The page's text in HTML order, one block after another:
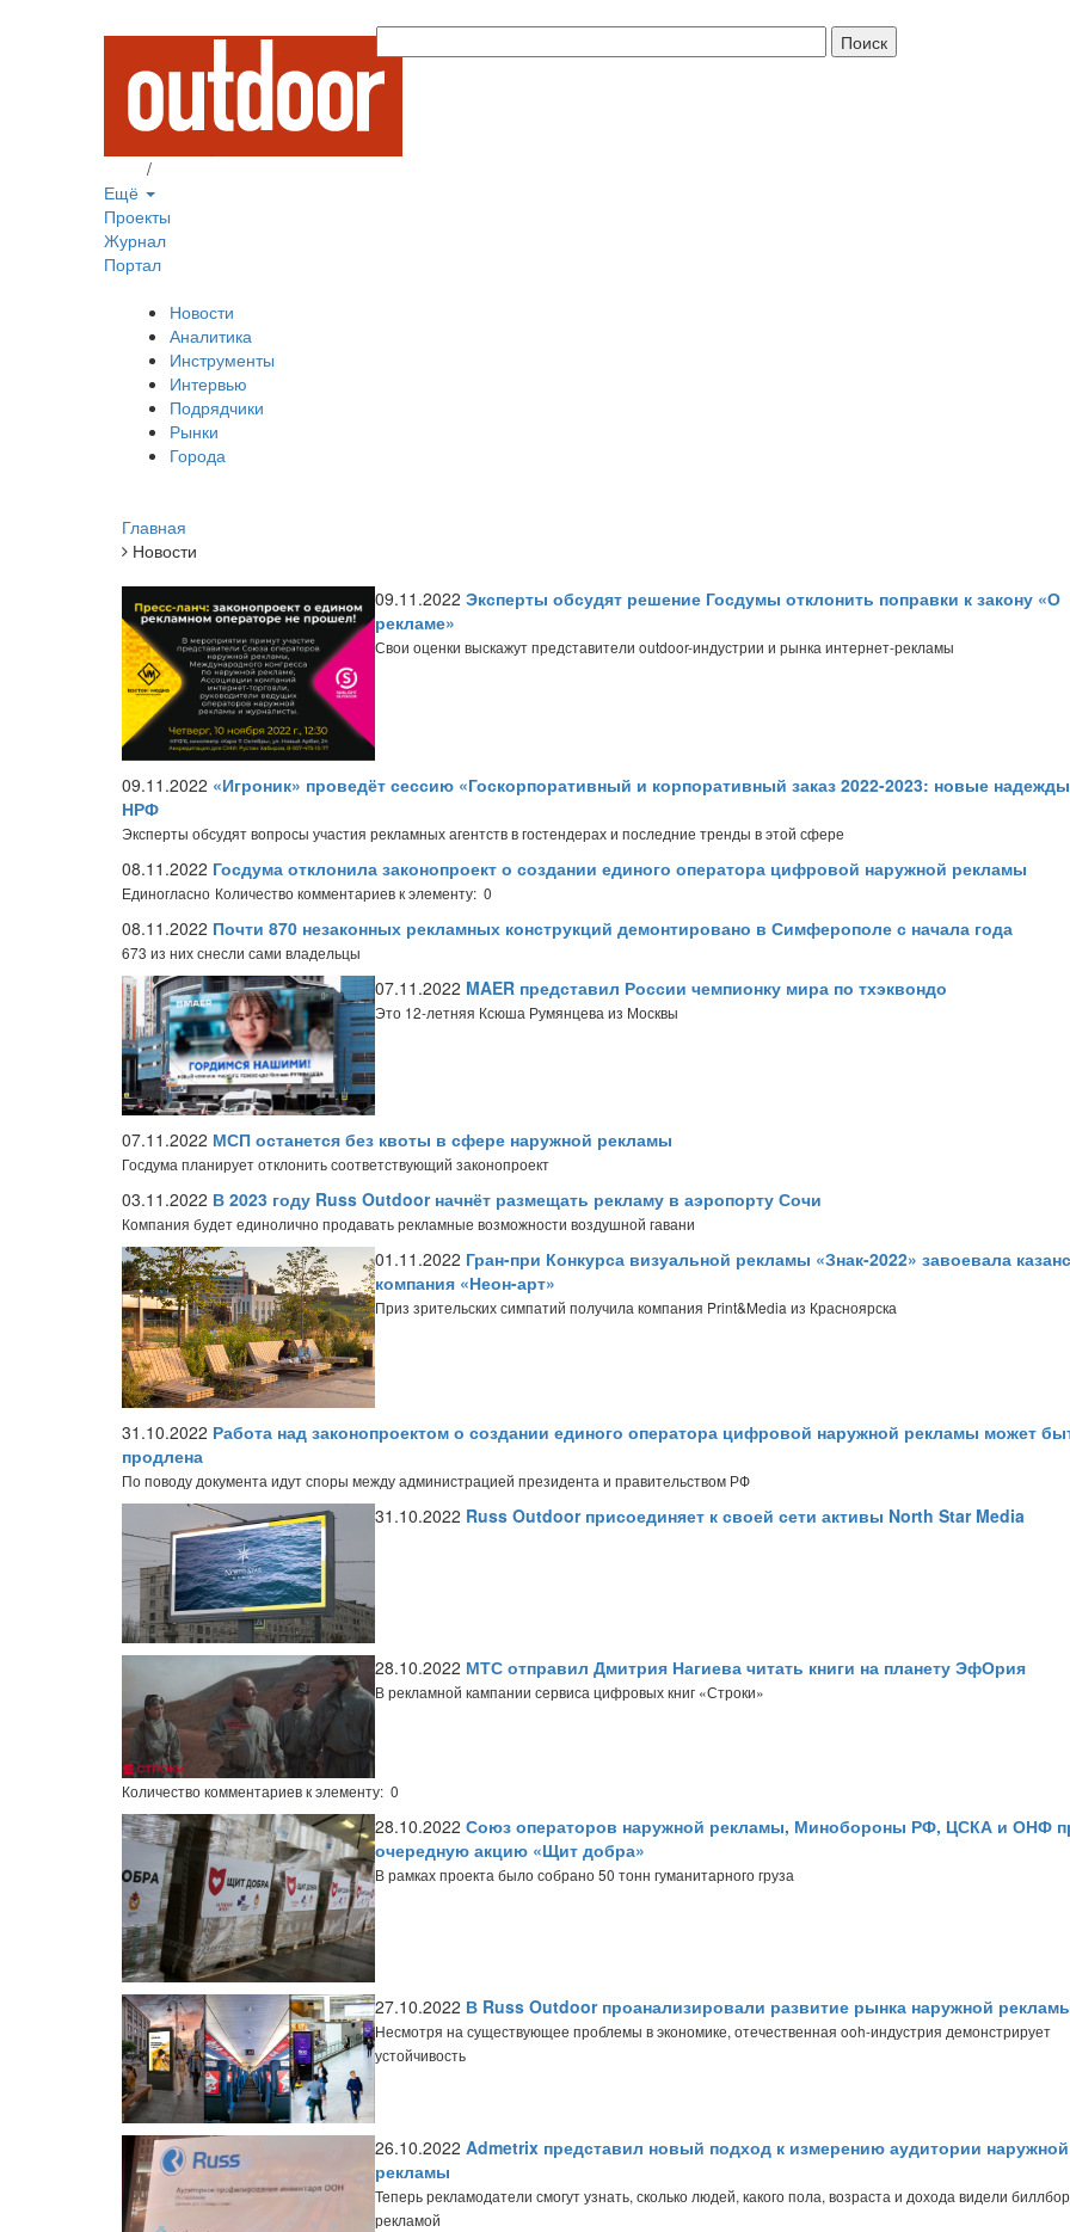
/
Ещё
Проекты
Журнал
Портал
Новости
Аналитика
Инструменты
Интервью
Подрядчики
Рынки
Города
Главная
Новости
09.11.2022 Эксперты обсудят решение Госдумы отклонить поправки к закону «О
рекламе»
Свои оценки выскажут представители outdoor-индустрии и рынка интернет-рекламы
09.11.2022 «Игроник» проведёт сессию «Госкорпоративный и корпоративный заказ 2022-2023: новые
НРФ
Эксперты обсудят вопросы участия рекламных агентств в гостендерах и последние тренды в этой сфере
08.11.2022 Госдума отклонила законопроект о создании единого оператора цифровой наружной рекламы
Единогласно Количество комментариев к элементу: 0
08.11.2022 Почти 870 незаконных рекламных конструкций демонтировано в Симферополе с начала года
673 из них снесли сами владельцы
07.11.2022 MAER представил России чемпионку мира по тхэквондо
Это 12-летняя Ксюша Румянцева из Москвы
07.11.2022 МСП останется без квоты в сфере наружной рекламы
Госдума планирует отклонить соответствующий законопроект
03.11.2022 В 2023 году Russ Outdoor начнёт размещать рекламу в аэропорту Сочи
Компания будет единолично продавать рекламные возможности воздушной гавани
01.11.2022 Гран-при Конкурса визуальной рекламы «Знак-2022» завоевала
компания «Неон-арт»
Приз зрительских симпатий получила компания Print&Media из Красноярска
31.10.2022 Работа над законопроектом о создании единого оператора цифровой наружной рекламы может
продлена
По поводу документа идут споры между администрацией президента и правительством РФ
31.10.2022 Russ Outdoor присоединяет к своей сети активы North Star Media
28.10.2022 МТС отправил Дмитрия Нагиева читать книги на планету ЭфОрия
В рекламной кампании сервиса цифровых книг «Строки»
Количество комментариев к элементу: 0
28.10.2022 Союз операторов наружной рекламы, Минобороны РФ, ЦСКА и ОНФ
очередную акцию «Щит добра»
В рамках проекта было собрано 50 тонн гуманитарного груза
27.10.2022 В Russ Outdoor проанализировали развитие рынка наружной
Несмотря на существующее проблемы в экономике, отечественная ooh-индустрия демонстрирует
устойчивость
26.10.2022 Admetrix представил новый подход к измерению аудитории наружной
рекламы
Теперь рекламодатели смогут узнать, сколько людей, какого пола, возраста и дохода видели
рекламой